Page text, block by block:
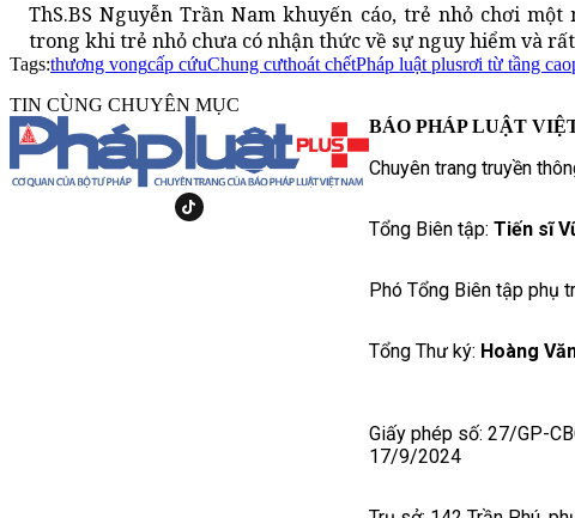
ThS.BS Nguyễn Trần Nam khuyến cáo, trẻ nhỏ chơi
trong khi trẻ nhỏ chưa có nhận thức về sự nguy hiểm và
Tags:thương vongcấp cứuChung cưthoát chếtPháp luật plusrơi từ tầng cao
TIN CÙNG CHUYÊN MỤC
BÁO PHÁP LUẬT
Chuyên trang truyền
Tổng Biên tập: Tiến sĩ
Phó Tổng Biên tập phụ
Tổng Thư ký: Hoàng
Giấy phép số: 27/GP-
17/9/2024